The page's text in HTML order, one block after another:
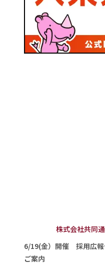
株式会社共同
6/19(金）開催 採用広報
ご案内